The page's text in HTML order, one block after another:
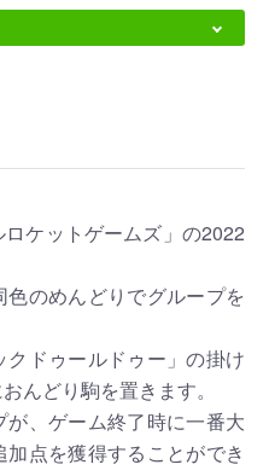
ケットゲームズ」の2022
のめんどりでグループを
ドゥールドゥー」の掛け
んどり駒を置きます。
、ゲーム終了時に一番大
点を獲得することができ